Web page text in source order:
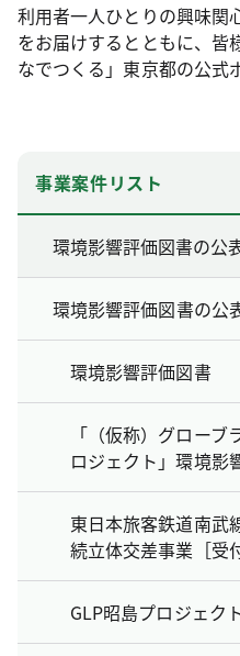
利用者一人ひとりの興味関
をお届けするとともに、皆
なでつくる」東京都の公式
事業案件リスト
環境影響評価図書の公
環境影響評価図書の公
環境影響評価図書
「（仮称）グロー
ロジェクト」環境影
東日本旅客鉄道南武
続立体交差事業［受
GLP昭島プロジェク